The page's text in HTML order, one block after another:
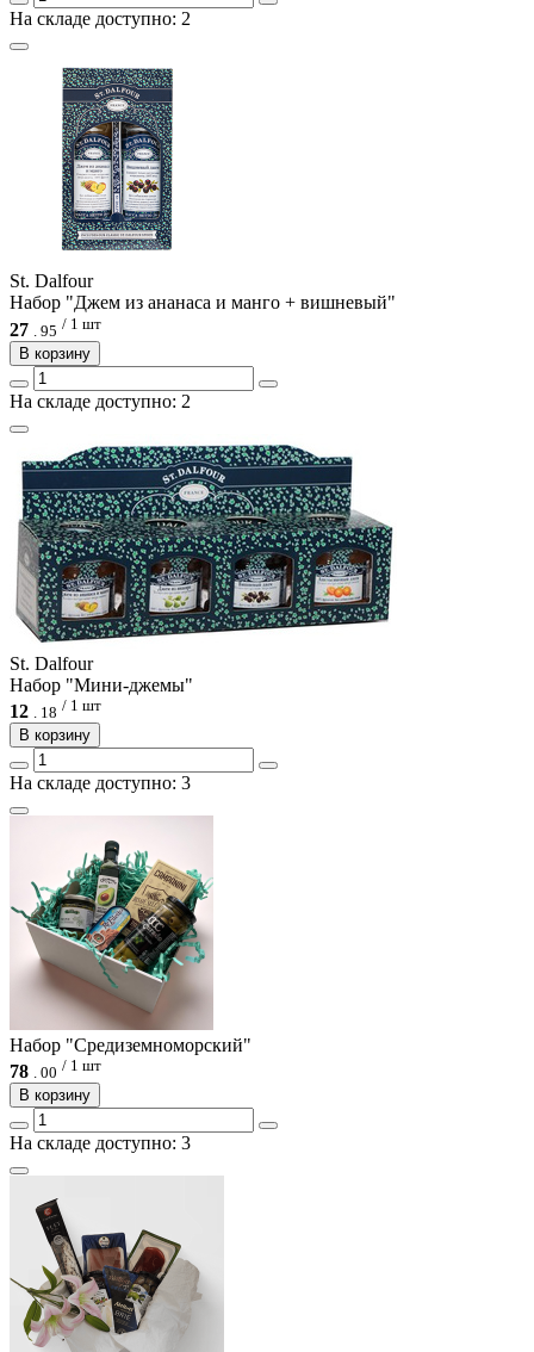
На складе доступно: 2
St. Dalfour
Набор "Джем из ананаса и манго + вишневый"
27
95 / 1 шт
В корзину
На складе доступно: 2
St. Dalfour
Набор "Мини-джемы"
12 . 18 / 1 шт
В корзину
На складе доступно: 3
Набор "Средиземноморский"
78 . 00 / 1 шт
В корзину
На складе доступно: 3